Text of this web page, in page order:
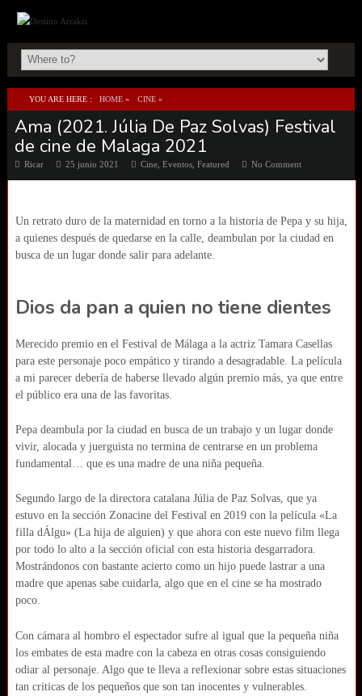
YOU ARE HERE : HOME » CINE »
AMA (2021. JÚLIA DE PAZ SOLVAS) FESTIVAL DE CINE DE MALAGA 2021
Ama (2021. Júlia De Paz Solvas) Festival
de cine de Malaga 2021
Ricar 25 junio 2021 Cine, Eventos, Featured No Comment
Un retrato duro de la maternidad en torno a la historia de Pepa y su hija,
a quienes después de quedarse en la calle, deambulan por la ciudad en
busca de un lugar donde salir para adelante.
Dios da pan a quien no tiene dientes
Merecido premio en el Festival de Málaga a la actriz Tamara Casellas
para este personaje poco empático y tirando a desagradable. La película
a mi parecer debería de haberse llevado algún premio más, ya que entre
el público era una de las favoritas.
Pepa deambula por la ciudad en busca de un trabajo y un lugar donde
vivir, alocada y juerguista no termina de centrarse en un problema
fundamental… que es una madre de una niña pequeña.
Segundo largo de la directora catalana Júlia de Paz Solvas, que ya
estuvo en la sección Zonacine del Festival en 2019 con la película «La
filla dÁlgu» (La hija de alguien) y que ahora con este nuevo film llega
por todo lo alto a la sección oficial con esta historia desgarradora.
Mostrándonos con bastante acierto como un hijo puede lastrar a una
madre que apenas sabe cuidarla, algo que en el cine se ha mostrado
poco.
Con cámara al hombro el espectador sufre al igual que la pequeña niña
los embates de esta madre con la cabeza en otras cosas consiguiendo
odiar al personaje. Algo que te lleva a reflexionar sobre estas situaciones
tan criticas de los pequeños que son tan inocentes y vulnerables.